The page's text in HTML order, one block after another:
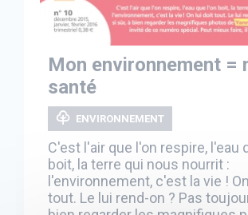
Mon environnement =
santé
ENVIRONNEMENT
C'est l'air que l'on respire, l'eau
boit, la terre qui nous nourrit :
l'environnement, c'est la vie !
tout. Le lui rend-on ? Pas